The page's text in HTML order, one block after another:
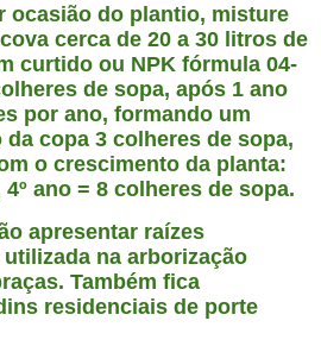
ocasião do plantio, misture
cerca de 20 a 30 litros de
curtido ou NPK fórmula 04-
de sopa, após 1 ano
por ano, formando um
copa 3 colheres de sopa,
o crescimento da planta:
ano = 8 colheres de sopa.
apresentar raízes
na arborização
Também fica
residenciais de porte